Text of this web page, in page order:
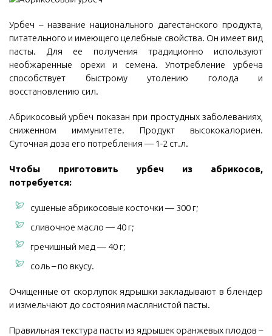
Урбеч – название национального дагестанского продукта,
питательного и имеющего целебные свойства. Он имеет вид
пасты. Для ее получения традиционно используют
необжаренные орехи и семена. Употребление урбеча
способствует быстрому утолению голода и
восстановлению сил.
Абрикосовый урбеч показан при простудных заболеваниях,
сниженном иммунитете. Продукт высококалориен.
Суточная доза его потребления — 1-2 ст.л.
Чтобы приготовить урбеч из абрикосов,
потребуется:
сушеные абрикосовые косточки — 300 г;
сливочное масло — 40 г;
гречишный мед — 40 г;
соль – по вкусу.
Очищенные от скорлупок ядрышки закладывают в блендер
и измельчают до состояния маслянистой пасты.
Правильная текстура пасты из ядрышек оранжевых плодов –